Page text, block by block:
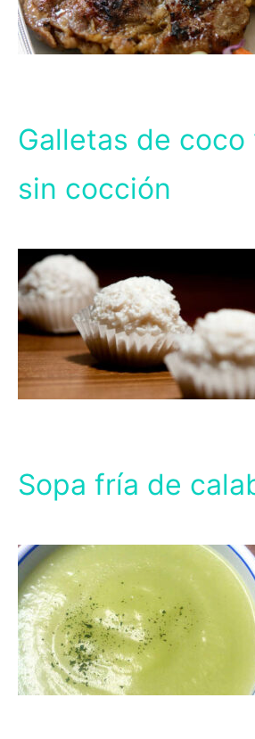
Galletas de coco
sin cocción
Sopa fría de